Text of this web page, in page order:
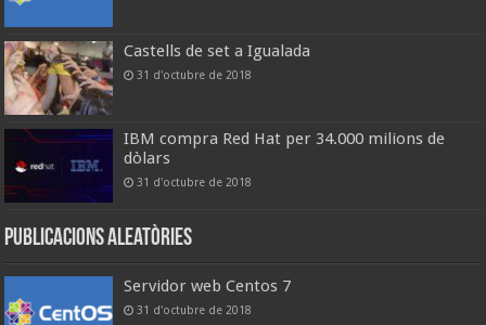
Castells de set a Igualada
31 d'octubre de 2018
IBM compra Red Hat per 34.000 milions de
dòlars
31 d'octubre de 2018
Publicacions aleatòries
Servidor web Centos 7
31 d'octubre de 2018